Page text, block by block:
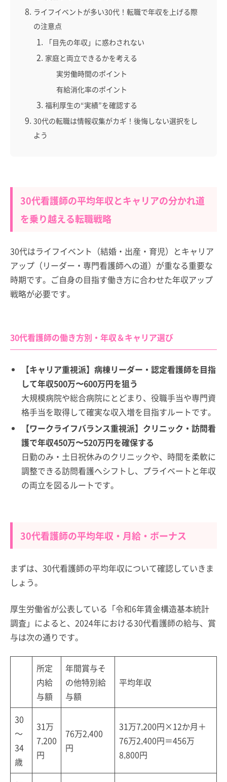
ライフイベントが多い30代！転職で年収を上げる際
の注意点
「目先の年収」に惑わされない
家庭と両立できるかを考える
実労働時間のポイント
有給消化率のポイント
福利厚生の“実績”を確認する
30代の転職は情報収集がカギ！後悔しない選択をし
よう
30代看護師の平均年収とキャリアの分かれ道
を乗り越える転職戦略
30代はライフイベント（結婚・出産・育児）とキャリア
アップ（リーダー・専門看護師への道）が重なる重要な
時期です。ご自身の目指す働き方に合わせた年収アップ
戦略が必要です。
30代看護師の働き方別・年収＆キャリア選び
【キャリア重視派】病棟リーダー・認定看護師を目指
して年収500万〜600万円を狙う
大規模病院や総合病院にとどまり、役職手当や専門資
格手当を取得して確実な収入増を目指すルートです。
【ワークライフバランス重視派】クリニック・訪問看
護で年収450万〜520万円を確保する
日勤のみ・土日祝休みのクリニックや、時間を柔軟に
調整できる訪問看護へシフトし、プライベートと年収
の両立を図るルートです。
30代看護師の平均年収・月給・ボーナス
まずは、30代看護師の平均年収について確認していきま
しょう。
厚生労働省が公表している「令和6年賃金構造基本統計
調査」によると、2024年における30代看護師の給与、賞
与は次の通りです。
所定
内給
与額
年間賞与そ
の他特別給
与額
平均年収
30
～
34
歳
31万
7,200
円
76万2,400
円
31万7,200円×12か月＋
76万2,400円＝456万
8,800円